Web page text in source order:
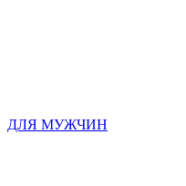
ДЛЯ МУЖЧИН